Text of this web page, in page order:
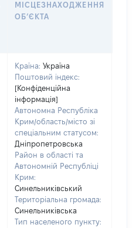
МІСЦЕЗНАХОДЖЕННЯ
ОБʼЄКТА
Країна: Україна
Поштовий індекс:
[Конфіденційна
інформація]
Автономна Республіка
Крим/область/місто зі
спеціальним статусом:
Дніпропетровська
Район в області та
Автономній Республіці
Крим:
Синельниківський
Територіальна громада:
Синельниківська
Тип населеного пункту: